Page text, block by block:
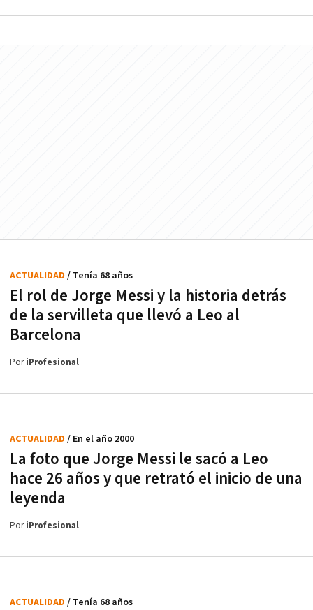
El rol de Jorge Messi y la historia detrás
de la servilleta que llevó a Leo al
Barcelona
ACTUALIDAD / Tenía 68 años
PoriProfesional
La foto que Jorge Messi le sacó a Leo
hace 26 años y que retrató el inicio de una
leyenda
ACTUALIDAD / En el año 2000
PoriProfesional
ACTUALIDAD / Tenía 68 años